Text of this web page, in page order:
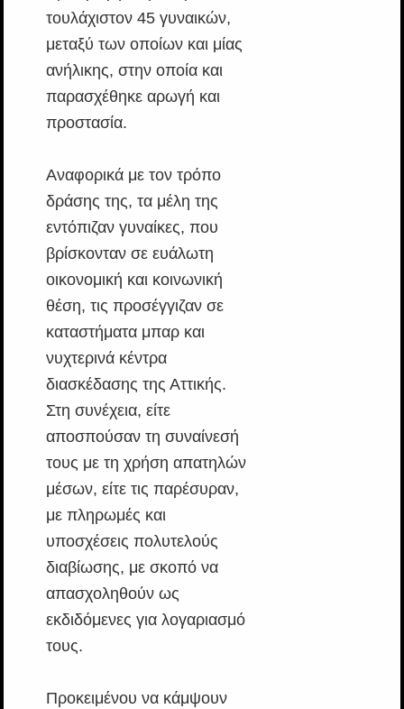
τουλάχιστον 45 γυναικών,
μεταξύ των οποίων και μίας
ανήλικης, στην οποία και
παρασχέθηκε αρωγή και
προστασία.
Αναφορικά με τον τρόπο
δράσης της, τα μέλη της
εντόπιζαν γυναίκες, που
βρίσκονταν σε ευάλωτη
οικονομική και κοινωνική
θέση, τις προσέγγιζαν σε
καταστήματα μπαρ και
νυχτερινά κέντρα
διασκέδασης της Αττικής.
Στη συνέχεια, είτε
αποσπούσαν τη συναίνεσή
τους με τη χρήση απατηλών
μέσων, είτε τις παρέσυραν,
με πληρωμές και
υποσχέσεις πολυτελούς
διαβίωσης, με σκοπό να
απασχοληθούν ως
εκδιδόμενες για λογαριασμό
τους.
Προκειμένου να κάμψουν